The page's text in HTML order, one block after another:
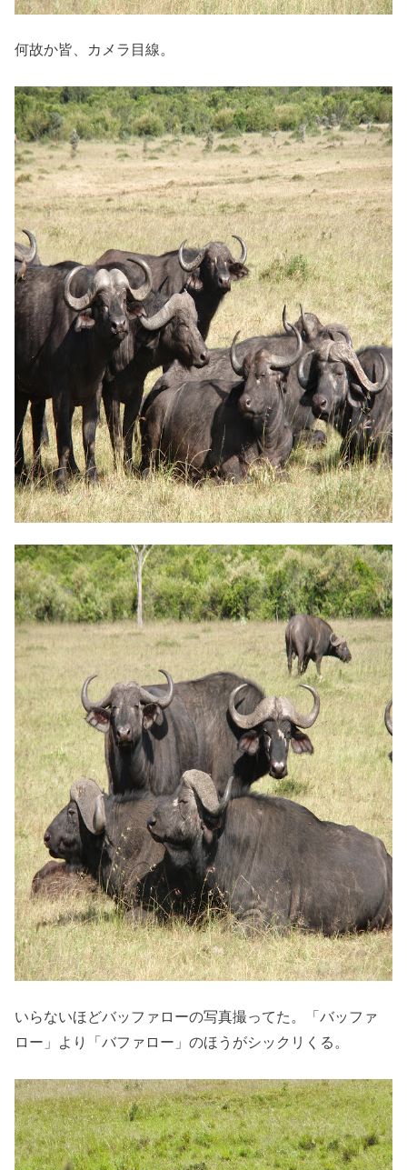
何故か皆、カメラ目線。
いらないほどバッファローの写真撮ってた。「バッファ
ロー」より「バファロー」のほうがシックリくる。